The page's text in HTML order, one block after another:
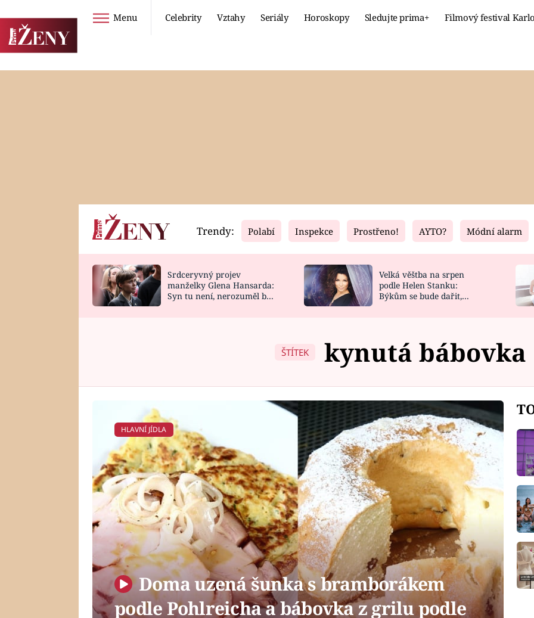
Menu Celebrity Vztahy Seriály Horoskopy Sledujte prima+ Filmový festival
Horoskopy
HOROSKOP NA
Video
CELEBRITY
VAŘENÍ
Fresh
NOVINKY
VIDEORECEPTY
Living
DESIGN
Trendy: Polabí Inspekce Prostřeno! AYTO? Módní alarm
Srdceryvný projev
manželky Glena Hansarda:
Syn tu není, nerozuměl by
Velká věštba na srpen
podle Helen Stanku:
Býkům se bude dařit,
ŠTÍTEK kynutá bábovka
HLAVNÍ JÍDLA
Doma uzená šunka s bramborákem
podle Pohlreicha a bábovka z grilu podle